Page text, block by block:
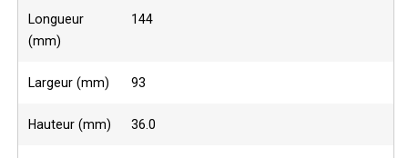
Longueur
(mm)
144
Largeur (mm) 93
Hauteur (mm) 36.0